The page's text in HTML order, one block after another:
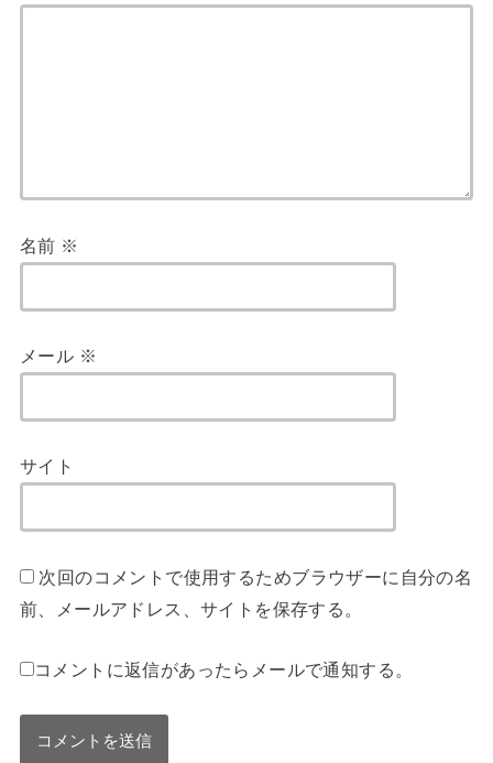
名前 ※
メール ※
サイト
次回のコメントで使用するためブラウザーに自分の名
前、メールアドレス、サイトを保存する。
コメントに返信があったらメールで通知する。